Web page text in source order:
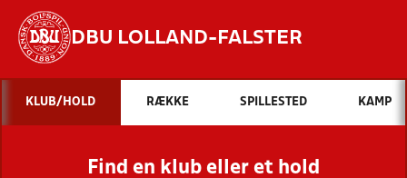
DBU LOLLAND-FALSTER
Hvad vil du søge efter?
INDHOLD OG NYHEDER
STILLINGER, RESULTATER, KLUBBER OG
KLUB/HOLD RÆKKE SPILLESTED KAMP
Find en klub eller et hold